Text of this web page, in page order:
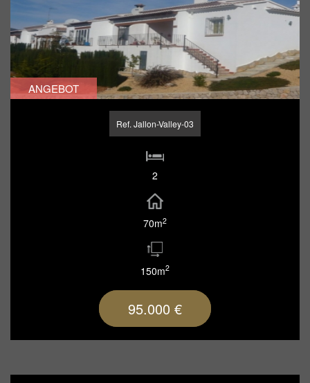
ANGEBOT
Ref. Jallon-Valley-03
2
70m2
150m2
95.000 €